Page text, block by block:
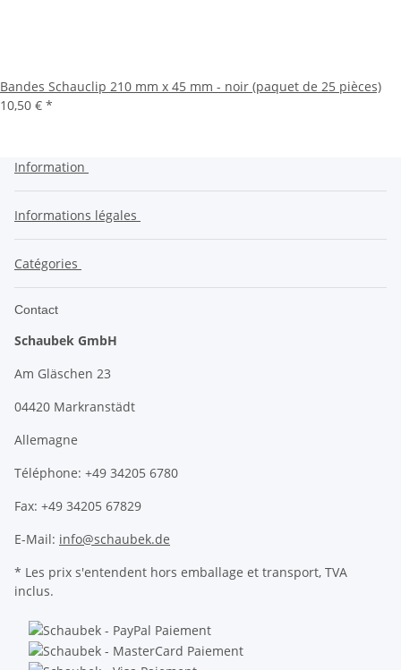
Bandes Schauclip 210 mm x 45 mm - noir (paquet de 25 pièces)
10,50 € *
Information
Informations légales
Catégories
Contact
Schaubek GmbH
Am Gläschen 23
04420 Markranstädt
Allemagne
Téléphone: +49 34205 6780
Fax: +49 34205 67829
E-Mail: info@schaubek.de
* Les prix s'entendent hors emballage et transport, TVA
inclus.